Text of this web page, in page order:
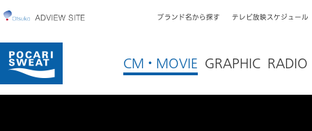
ブランド名から探す テレビ放映スケジュール
CM・MOVIE GRAPHIC RADIO